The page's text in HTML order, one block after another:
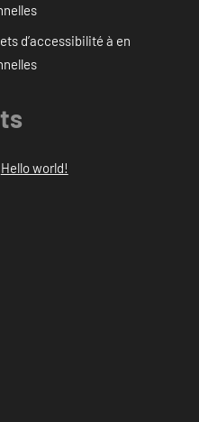
d’accessibilité à en
Hello world!